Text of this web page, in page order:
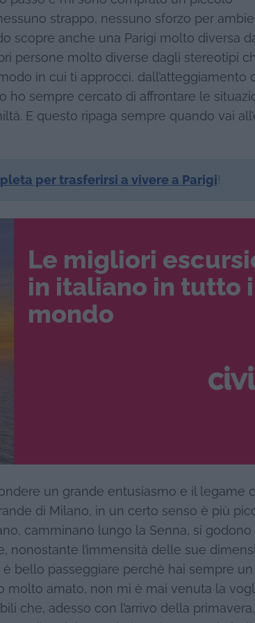
strappo, nessuno sforzo per
scopre anche una Parigi molto diversa
persone molto diverse dagli stereotipi
in cui ti approcci, dall’atteggiamento
ho sempre cercato di affrontare le
E questo ripaga sempre quando vai
per trasferirsi a vivere a Parigi!
Le migliori
in italiano in tutto
mondo
un grande entusiasmo e il legame
di Milano, in un certo senso è più
camminano lungo la Senna, si
nonostante l’immensità delle sue
bello passeggiare perchè hai sempre
molto amato, non mi è mai venuta la
che, adesso con l’arrivo della